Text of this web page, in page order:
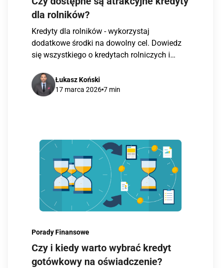
dla rolników?
Kredyty dla rolników - wykorzystaj
dodatkowe środki na dowolny cel. Dowiedz
się wszystkiego o kredytach rolniczych i
Finanse w uzyskaniu kredytu rolniczego.
Łukasz Koński
17 marca 2026 7 min
Porady Finansowe
Czy i kiedy warto wybrać kredyt
gotówkowy na oświadczenie?